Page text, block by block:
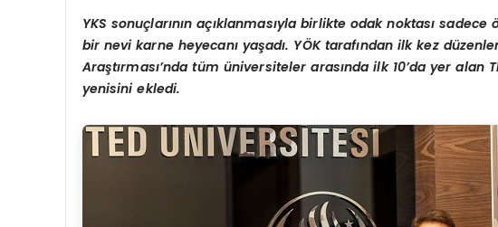
YKS sonuçlarının açıklanmasıyla birlikte odak noktası
bir nevi karne heyecanı yaşadı. YÖK tarafından ilk kez
Araştırması’nda tüm üniversiteler arasında ilk 10’da yer alan
yenisini ekledi.